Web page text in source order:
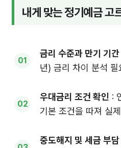
내게 맞는 정기예금 고
금리 수준과 만기 기간
년) 금리 차이 분석 필
우대금리 조건 확인 :
기본 조건을 따져 실
중도해지 및 세금 부담